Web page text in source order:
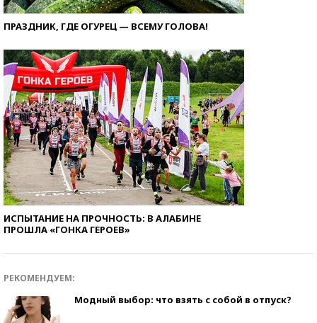
ПРАЗДНИК, ГДЕ ОГУРЕЦ — ВСЕМУ ГОЛОВА!
ИСПЫТАНИЕ НА ПРОЧНОСТЬ: В АЛАБИНЕ
ПРОШЛА «ГОНКА ГЕРОЕВ»
РЕКОМЕНДУЕМ:
Модный выбор: что взять с собой в отпуск?